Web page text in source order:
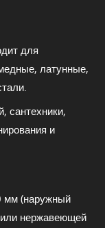
для
латунные,
сантехники,
и
мм (наружный
нержавеющей